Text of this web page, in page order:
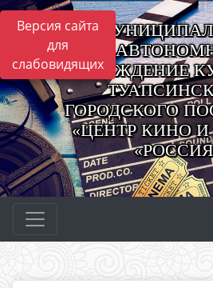
Версия сайта
для
слабовидящихУЧРЕЖДЕНИЕ
ГОРОДСКОГО
«ЦЕНТР КИНО